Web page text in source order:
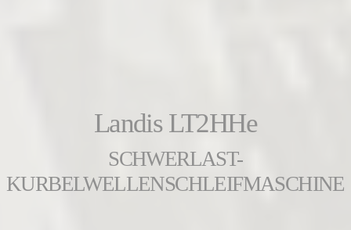
Landis LT2HHe
SCHWERLAST-
KURBELWELLENSCHLEIFMASCHINE